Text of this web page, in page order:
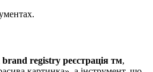
brand registry реєстрація тм,